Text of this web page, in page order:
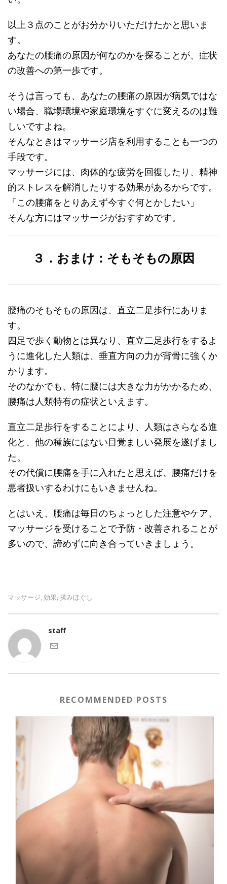
以上３点のことがお分かりいただけたかと思いま
す。
あなたの腰痛の原因が何なのかを探ることが、症状
の改善への第一歩です。
そうは言っても、あなたの腰痛の原因が病気ではな
い場合、職場環境や家庭環境をすぐに変えるのは難
しいですよね。
そんなときはマッサージ店を利用することも一つの
手段です。
マッサージには、肉体的な疲労を回復したり、精神
的ストレスを解消したりする効果があるからです。
「この腰痛をとりあえず今すぐ何とかしたい」
そんな方にはマッサージがおすすめです。
３．おまけ：そもそもの原因
腰痛のそもそもの原因は、直立二足歩行にありま
す。
四足で歩く動物とは異なり、直立二足歩行をするよ
うに進化した人類は、垂直方向の力が背骨に強くか
かります。
そのなかでも、特に腰には大きな力がかかるため、
腰痛は人類特有の症状といえます。
直立二足歩行をすることにより、人類はさらなる進
化と、他の種族にはない目覚ましい発展を遂げまし
た。
その代償に腰痛を手に入れたと思えば、腰痛だけを
悪者扱いするわけにもいきませんね。
とはいえ、腰痛は毎日のちょっとした注意やケア、
マッサージを受けることで予防・改善されることが
多いので、諦めずに向き合っていきましょう。
マッサージ, 効果, 揉みほぐし
staff
RECOMMENDED POSTS